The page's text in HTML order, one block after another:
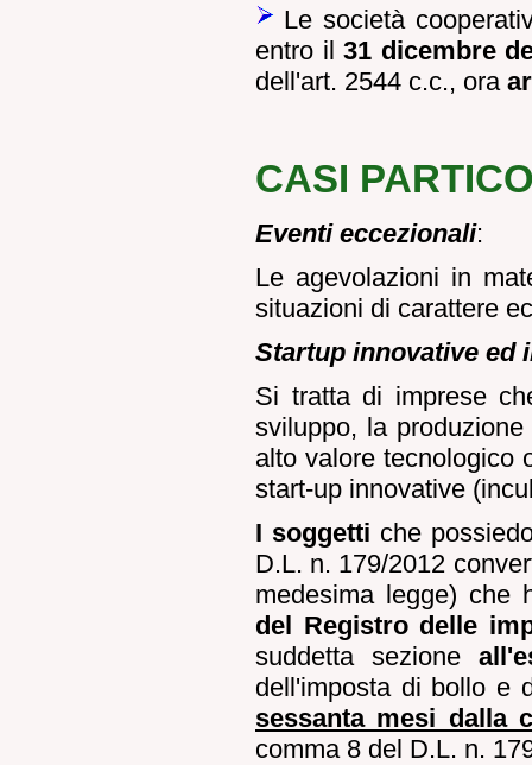
Le società
entro il 31 dicembre
dell'art. 2544 c.c., ora
CASI
Eventi eccezionali:
Le agevolazioni in
situazioni di carattere
Startup innovative ed
Si tratta di imprese
sviluppo, la
alto valore tecnologico
start-up innovative
I soggetti che
D.L. n. 179/2012
medesima legge) che
del Registro delle
suddetta sezione
dell'imposta di bollo e
sessanta mesi dalla
comma 8 del D.L. n.